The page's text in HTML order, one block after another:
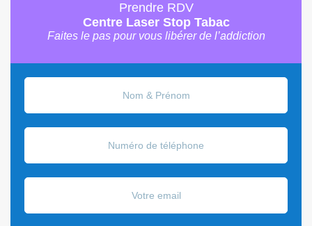
Prendre RDV
Centre Laser Stop Tabac
Faites le pas pour vous libérer de l’addiction